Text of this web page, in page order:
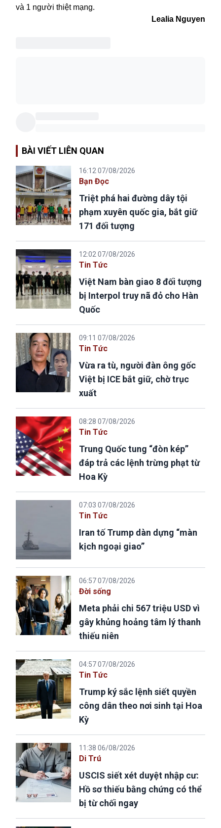
và 1 người thiệt mạng.
Lealia Nguyen
BÀI VIẾT LIÊN QUAN
16:12 07/08/2026
Bạn Đọc
Triệt phá hai đường dây tội
phạm xuyên quốc gia, bắt giữ
171 đối tượng
12:02 07/08/2026
Tin Tức
Việt Nam bàn giao 8 đối tượng
bị Interpol truy nã đỏ cho Hàn
Quốc
09:11 07/08/2026
Tin Tức
Vừa ra tù, người đàn ông gốc
Việt bị ICE bắt giữ, chờ trục
xuất
08:28 07/08/2026
Tin Tức
Trung Quốc tung “đòn kép”
đáp trả các lệnh trừng phạt từ
Hoa Kỳ
07:03 07/08/2026
Tin Tức
Iran tố Trump dàn dựng “màn
kịch ngoại giao”
06:57 07/08/2026
Đời sống
Meta phải chi 567 triệu USD vì
gây khủng hoảng tâm lý thanh
thiếu niên
04:57 07/08/2026
Tin Tức
Trump ký sắc lệnh siết quyền
công dân theo nơi sinh tại Hoa
Kỳ
11:38 06/08/2026
Di Trú
USCIS siết xét duyệt nhập cư:
Hồ sơ thiếu bằng chứng có thể
bị từ chối ngay